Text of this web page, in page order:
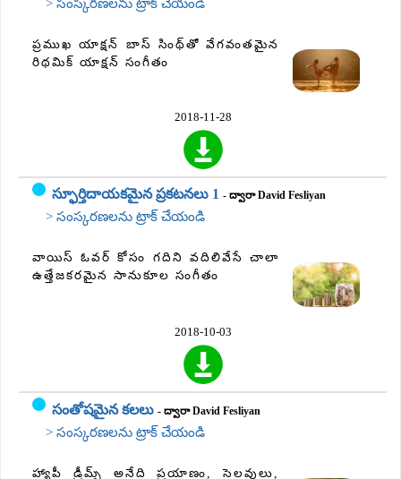
> సంస్కరణలను ట్రాక్ చేయండి
ప్రముఖ యాక్షన్ బాస్ సింథ్‌తో వేగవంతమైన
రిథమిక్ యాక్షన్ సంగీతం
2018-11-28
స్ఫూర్తిదాయకమైన ప్రకటనలు 1 - ద్వారా David Fesliyan
> సంస్కరణలను ట్రాక్ చేయండి
వాయిస్ ఓవర్ కోసం గదిని వదిలివేసే చాలా
ఉత్తేజకరమైన సానుకూల సంగీతం
2018-10-03
సంతోషమైన కలలు - ద్వారా David Fesliyan
> సంస్కరణలను ట్రాక్ చేయండి
హ్యాపీ డ్రీమ్స్ అనేది ప్రయాణం, సెలవులు,